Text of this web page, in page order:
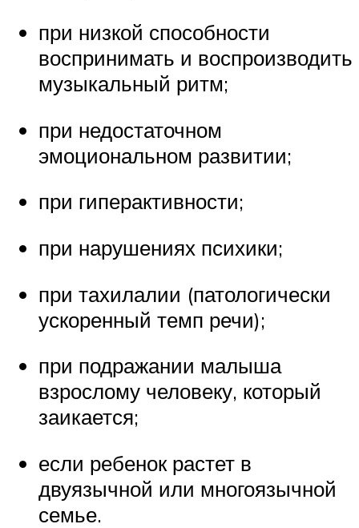
при низкой способности
воспринимать и воспроизводить
музыкальный ритм;
при недостаточном
эмоциональном развитии;
при гиперактивности;
при нарушениях психики;
при тахилалии (патологически
ускоренный темп речи);
при подражании малыша
взрослому человеку, который
заикается;
если ребенок растет в
двуязычной или многоязычной
семье.